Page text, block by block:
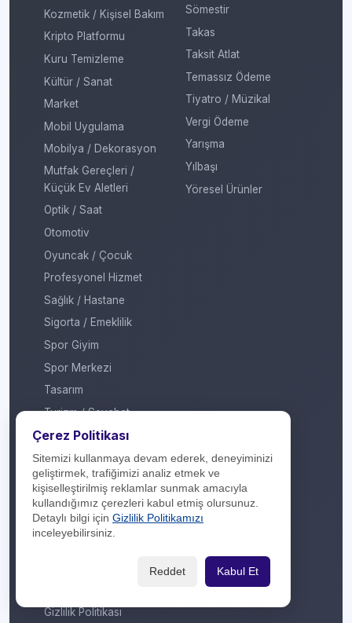
Kozmetik / Kişisel Bakım
Kripto Platformu
Kuru Temizleme
Kültür / Sanat
Market
Mobil Uygulama
Mobilya / Dekorasyon
Mutfak Gereçleri /
Küçük Ev Aletleri
Optik / Saat
Otomotiv
Oyuncak / Çocuk
Profesyonel Hizmet
Sağlık / Hastane
Sigorta / Emeklilik
Spor Giyim
Spor Merkezi
Tasarım
Turizm / Seyahat
Ulaşım
Veteriner / Pet Shop
Yapı Marketi
Yurt Dışı / Duty Free
Sömestir
Takas
Taksit Atlat
Temassız Ödeme
Tiyatro / Müzikal
Vergi Ödeme
Yarışma
Yılbaşı
Yöresel Ürünler
Hakkımızda
Gizlilik Politikası
Çerez Politikası
Sitemizi kullanmaya devam ederek, deneyiminizi
geliştirmek, trafiğimizi analiz etmek ve
kişiselleştirilmiş reklamlar sunmak amacıyla
kullandığımız çerezleri kabul etmiş olursunuz.
Detaylı bilgi için Gizlilik Politikamızı
inceleyebilirsiniz.
Reddet Kabul Et